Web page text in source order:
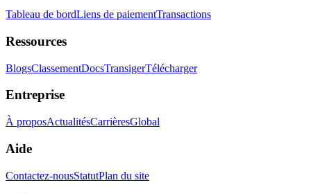
Tableau de bordLiens de paiementTransactions
Ressources
BlogsClassementDocsTransigerTélécharger
Entreprise
À proposActualitésCarrièresGlobal
Aide
Contactez-nousStatutPlan du site